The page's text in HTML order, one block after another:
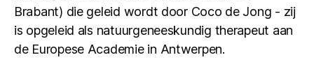
Brabant) die geleid wordt door Coco de Jong - zij
is opgeleid als natuurgeneeskundig therapeut aan
de Europese Academie in Antwerpen.